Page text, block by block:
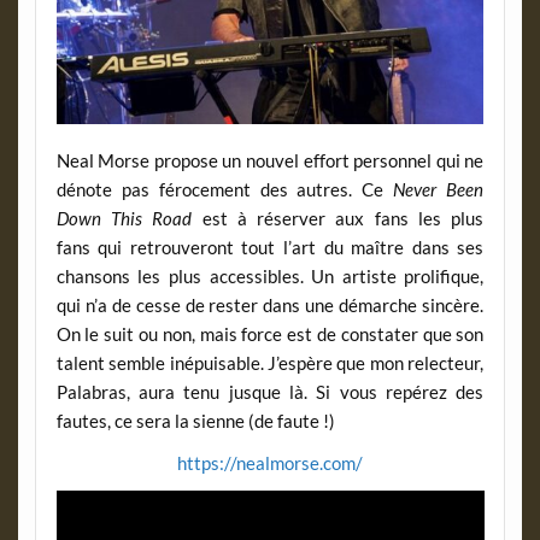
Neal Morse propose un nouvel effort personnel qui ne
dénote pas férocement des autres. Ce Never Been
Down This Road est à réserver aux fans les plus
fans qui retrouveront tout l’art du maître dans ses
chansons les plus accessibles. Un artiste prolifique,
qui n’a de cesse de rester dans une démarche sincère.
On le suit ou non, mais force est de constater que son
talent semble inépuisable. J’espère que mon relecteur,
Palabras, aura tenu jusque là. Si vous repérez des
fautes, ce sera la sienne (de faute !)
https://nealmorse.com/